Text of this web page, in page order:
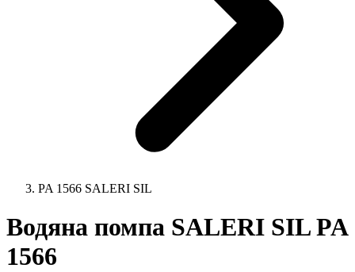
PA 1566 SALERI SIL
Водяна помпа SALERI SIL PA
1566